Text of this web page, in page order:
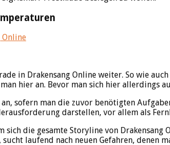
in Drakensang Online weiter. So wie
hier an. Bevor man sich hier allerdings
sofern man die zuvor benötigten
darstellen, vor allem als
sich die gesamte Storyline von
laufend nach neuen Gefahren, denen